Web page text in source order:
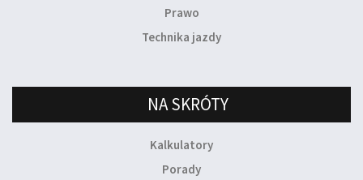
Prawo
Technika jazdy
NA SKRÓTY
Kalkulatory
Porady